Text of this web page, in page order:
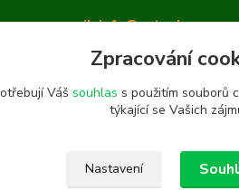
e-mail: info@zetashop.cz
Mgr. Olga Hradilová, Ph. D.
Skoronice 169, Vlkoš 696 41
Zpracování
Váš souhlas s použitím souborů
týkající se Vašich
Nastavení